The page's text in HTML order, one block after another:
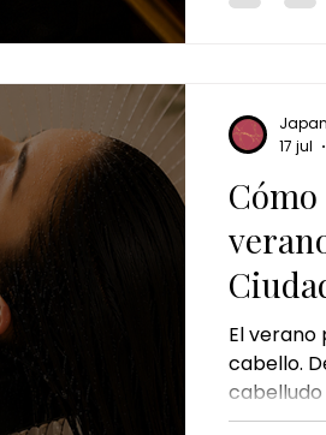
El verano
cabello.
cabelludo
ayudan a
17 jul